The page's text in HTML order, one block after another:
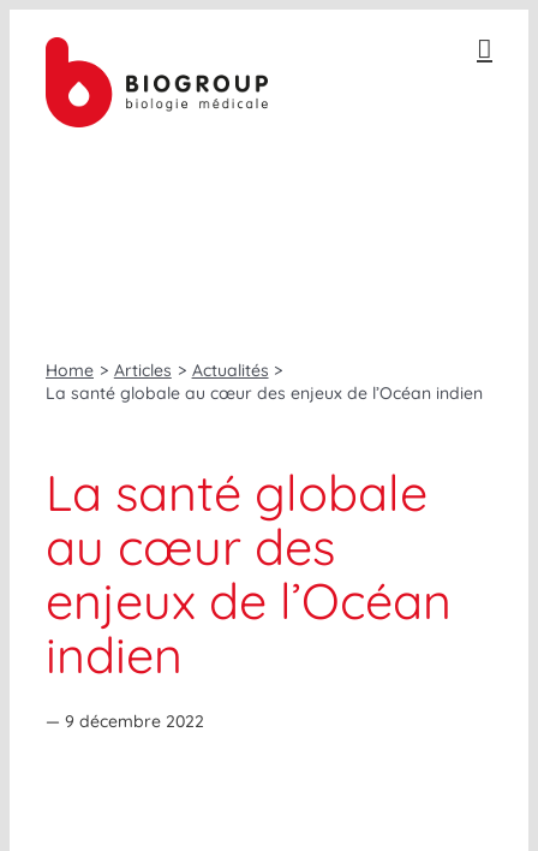
contenu
Home Articles
Actualités
La santé globale au cœur des enjeux de l’Océan indien
La santé globale
au cœur des
enjeux de l’Océan
indien
— 9 décembre 2022